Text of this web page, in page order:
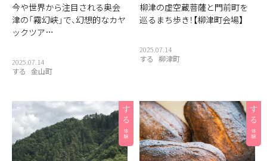
今や世界から注目される奥会
津の「霧幻峡」で、幻想的なカヤ
ックツア…
2025.07.14
する 金山町
柳津の虚空蔵菩薩と門前町を
巡るまち歩き！【柳津町会場】
2025.07.14
する 柳津町